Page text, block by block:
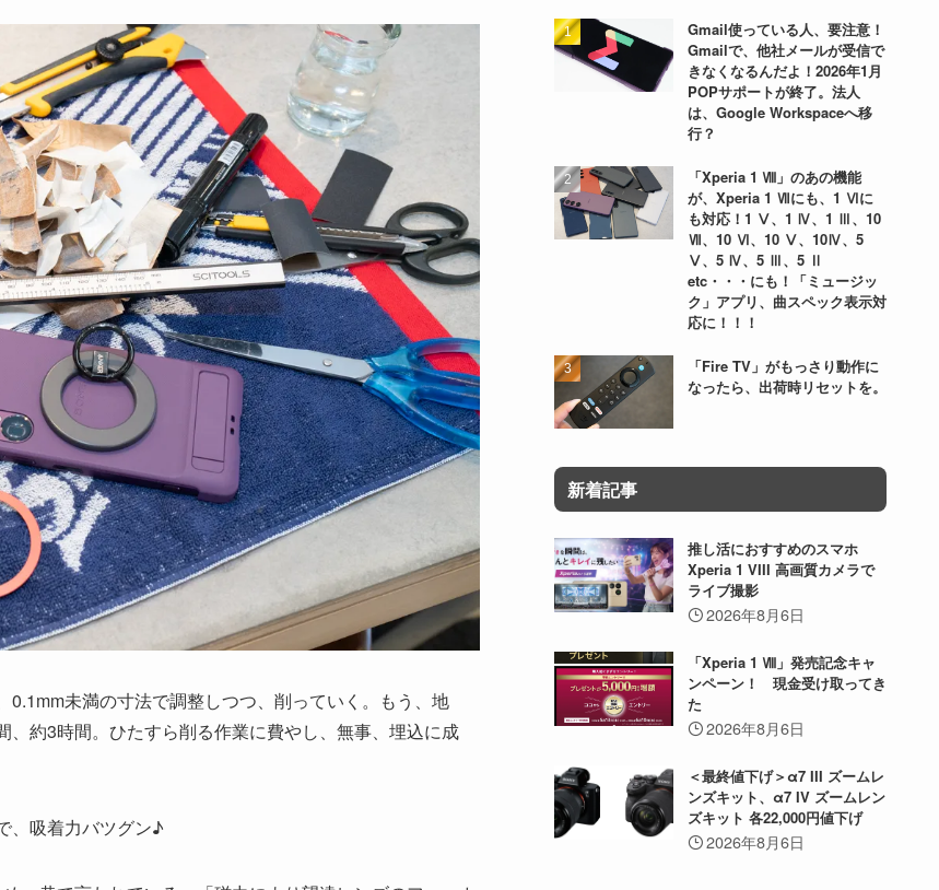
未満の寸法で調整しつつ、削っていく。もう、地
約3時間。ひたすら削る作業に費やし、無事、埋込に成
、吸着力バツグン♪
Gmail使っている人、要注意！
Gmailで、他社メールが受信で
きなくなるんだよ！2026年1月
POPサポートが終了。法人
は、Google Workspaceへ移
行？
「Xperia 1 Ⅷ」のあの機能
が、Xperia 1 Ⅶにも、1 Ⅵに
も対応！1 Ⅴ、1 Ⅳ、1 Ⅲ、10
Ⅶ、10 Ⅵ、10 Ⅴ、10Ⅳ、5
Ⅴ、5 Ⅳ、5 Ⅲ、5 Ⅱ
etc・・・にも！「ミュージッ
ク」アプリ、曲スペック表示対
応に！！！
「Fire TV」がもっさり動作に
なったら、出荷時リセットを。
新着記事
推し活におすすめのスマホ
Xperia 1 VIII 高画質カメラで
ライブ撮影
2026年8月6日
「Xperia 1 Ⅷ」発売記念キャ
ンペーン！ 現金受け取ってき
た
2026年8月6日
＜最終値下げ＞α7 III ズームレ
ンズキット、α7 IV ズームレン
ズキット 各22,000円値下げ
2026年8月6日